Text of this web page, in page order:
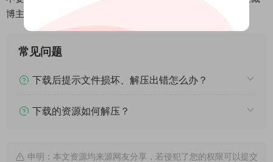
博主，一位用爱与创意，点亮你餐桌的味蕾魔法师。
常见问题
下载后提示文件损坏、解压出错怎么办？
下载的资源如何解压？
申明：本文资源均来源网友分享，若侵犯了您的权限可以提交